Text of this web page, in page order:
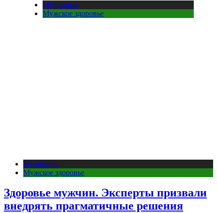
Медицина
Мужское здоровье
Медицина
Мужское здоровье
Здоровье мужчин. Эксперты призвали
внедрять прагматичные решения